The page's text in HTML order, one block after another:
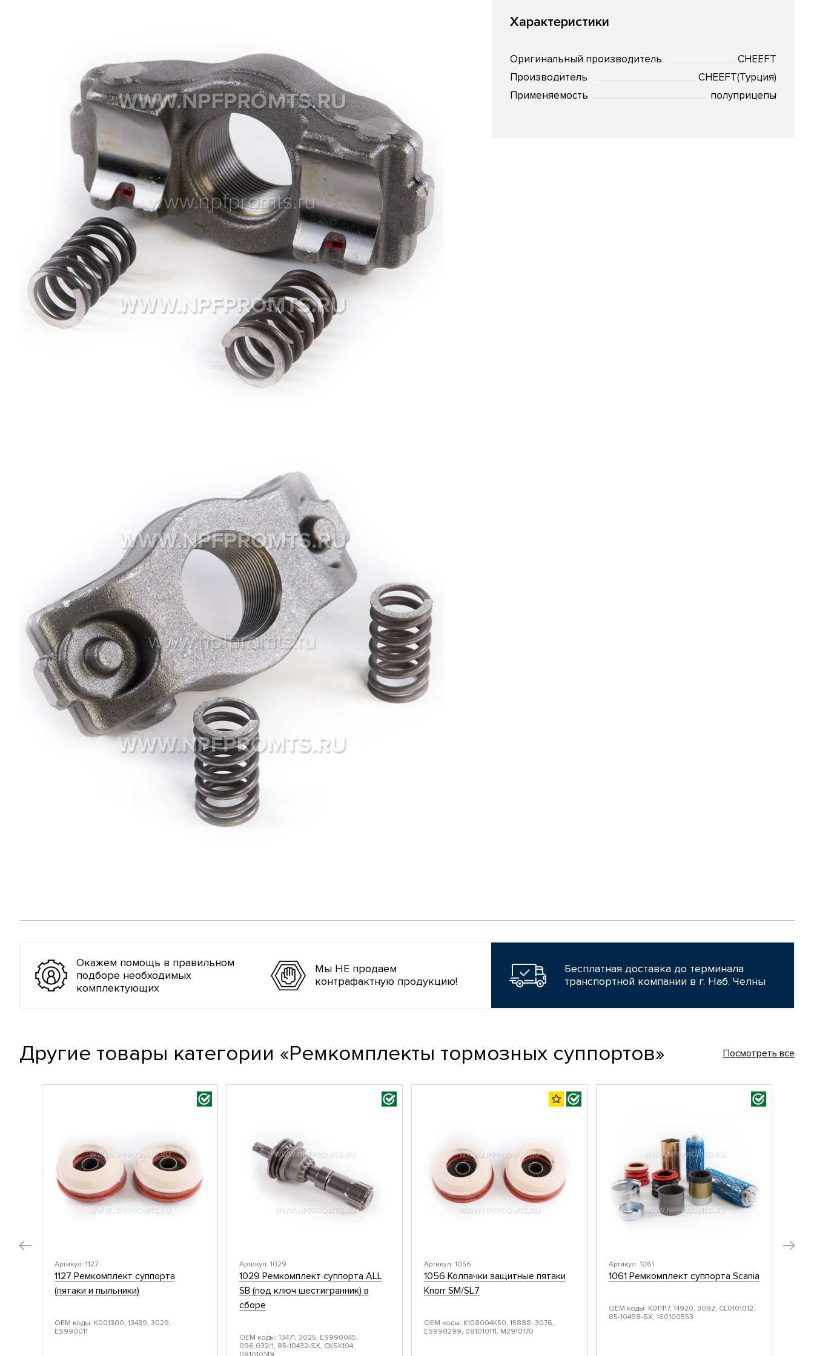
Характеристики
Оригинальный производитель
CHEEFT
Производитель
CHEEFT(Турция)
Применяемость
полуприцепы
Окажем помощь в правильном
подборе необходимых
комплектующих
Мы НЕ продаем
контрафактную продукцию!
Бесплатная доставка до терминала
транспортной компании в г. Наб. Челны
Другие товары категории «Ремкомплекты тормозных суппортов» Посмотреть все
Артикул: 1127
1127 Ремкомплект суппорта
(пятаки и пыльники)
ОЕМ коды: K001300, 13439, 3029,
ES990011
Артикул: 1029
1029 Ремкомплект суппорта ALL
SB (под ключ шестигранник) в
сборе
ОЕМ коды: 13471, 3025, ES990045,
096.032/1, 85-10432-SX, CKSK104,
Артикул: 1056
1056 Колпачки защитные пятаки
Knorr SM/SL7
ОЕМ коды: K108004K50, 15888, 3076,
ES990299, 081010111, M2910170
Артикул: 1061
1061 Ремкомплект суппорта Scania
ОЕМ коды: K011117, 14920, 3092, CL0101012,
85-10498-SX, 160100553